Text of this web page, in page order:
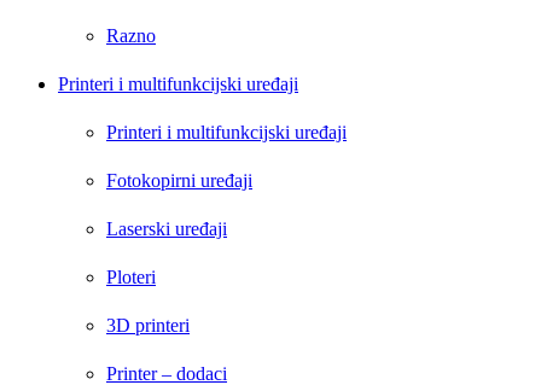
Razno
Printeri i multifunkcijski uređaji
Printeri i multifunkcijski uređaji
Fotokopirni uređaji
Laserski uređaji
Ploteri
3D printeri
Printer – dodaci